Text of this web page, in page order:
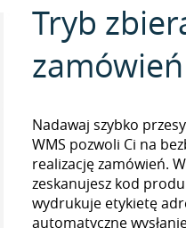
Tryb
zamówień
Nadawaj szybko
WMS pozwoli Ci na
realizację zamówień.
zeskanujesz kod
wydrukuje etykietę
automatyczne